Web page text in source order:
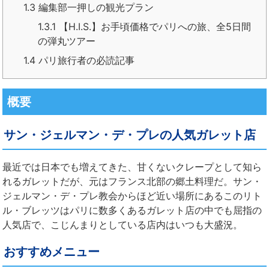
1.3 編集部一押しの観光プラン
1.3.1 【H.I.S.】お手頃価格でパリへの旅、全5日間
の弾丸ツアー
1.4 パリ旅行者の必読記事
概要
サン・ジェルマン・デ・プレの人気ガレット店
最近では日本でも増えてきた、甘くないクレープとして知ら
れるガレットだが、元はフランス北部の郷土料理だ。 サン・
ジェルマン・デ・プレ教会からほど近い場所にあるこのリト
ル・ブレッツはパリに数多くあるガレット店の中でも屈指の
人気店で、こじんまりとしている店内はいつも大盛況。
おすすめメニュー